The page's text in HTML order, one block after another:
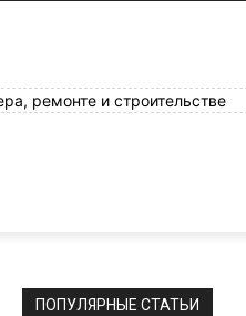
ремонте и строительстве
ПОПУЛЯРНЫЕ СТАТЬИ